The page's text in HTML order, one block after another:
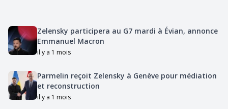
Zelensky participera au G7 mardi à Évian, annonce
Emmanuel Macron
il y a 1 mois
Parmelin reçoit Zelensky à Genève pour médiation
et reconstruction
il y a 1 mois